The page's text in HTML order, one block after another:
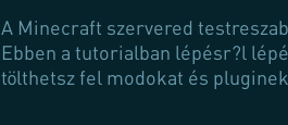
A Minecraft szervered
Ebben a tutorialban lépésr?l
tölthetsz fel modokat és